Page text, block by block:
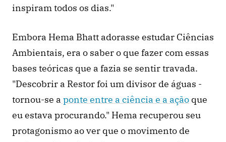
inspiram todos os dias."
Embora Hema Bhatt adorasse estudar Ciências
Ambientais, era o saber o que fazer com essas
bases teóricas que a fazia se sentir travada.
"Descobrir a Restor foi um divisor de águas -
tornou-se a ponte entre a ciência e a ação que
eu estava procurando." Hema recuperou seu
protagonismo ao ver que o movimento de